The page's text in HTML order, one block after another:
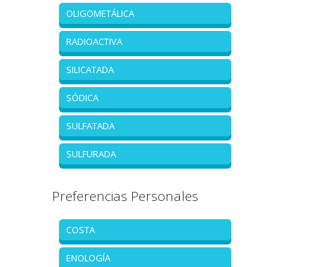
OLIGOMETÁLICA
RADIOACTIVA
SILICATADA
SÓDICA
SULFATADA
SULFURADA
Preferencias Personales
COSTA
ENOLOGÍA